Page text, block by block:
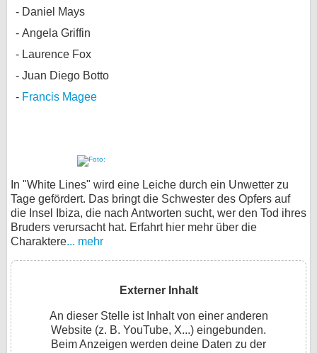
Daniel Mays
Angela Griffin
Laurence Fox
Juan Diego Botto
Francis Magee
In "White Lines" wird eine Leiche durch ein Unwetter zu
Tage gefördert. Das bringt die Schwester des Opfers auf
die Insel Ibiza, die nach Antworten sucht, wer den Tod ihres
Bruders verursacht hat. Erfahrt hier mehr über die
Charaktere... mehr
Externer Inhalt
An dieser Stelle ist Inhalt von einer anderen
Website (z. B. YouTube, X...) eingebunden.
Beim Anzeigen werden deine Daten zu der